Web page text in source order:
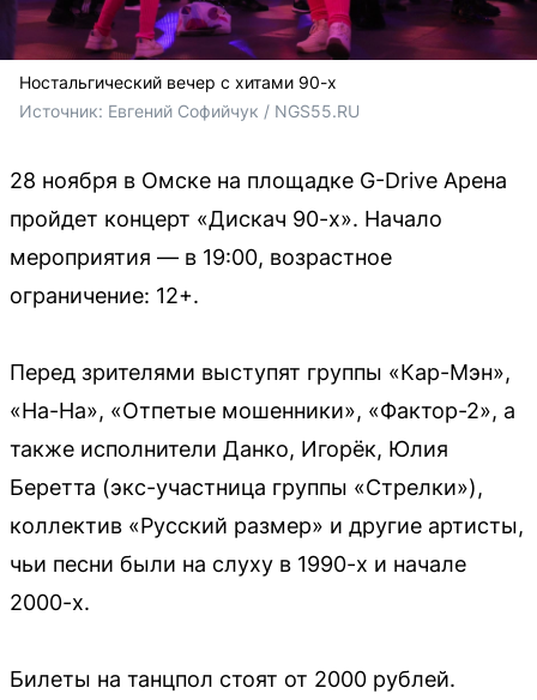
Ностальгический вечер с хитами 90-х
Источник: Евгений Софийчук / NGS55.RU
28 ноября в Омске на площадке G-Drive Арена
пройдет концерт «Дискач 90-х». Начало
мероприятия — в 19:00, возрастное
ограничение: 12+.
Перед зрителями выступят группы «Кар-Мэн»,
«На-На», «Отпетые мошенники», «Фактор-2», а
также исполнители Данко, Игорёк, Юлия
Беретта (экс-участница группы «Стрелки»),
коллектив «Русский размер» и другие артисты,
чьи песни были на слуху в 1990-х и начале
2000-х.
Билеты на танцпол стоят от 2000 рублей.